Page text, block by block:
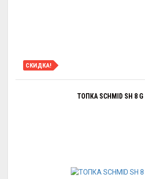
СКИДКА!
ТОПКА SCHMID SH 8 G